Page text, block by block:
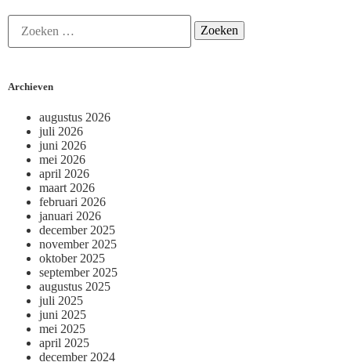
Archieven
augustus 2026
juli 2026
juni 2026
mei 2026
april 2026
maart 2026
februari 2026
januari 2026
december 2025
november 2025
oktober 2025
september 2025
augustus 2025
juli 2025
juni 2025
mei 2025
april 2025
december 2024